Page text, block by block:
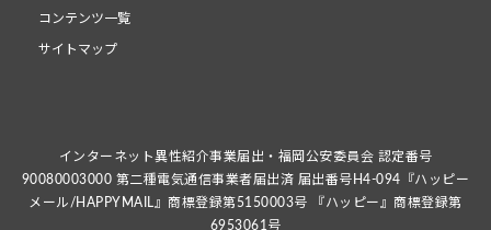
コンテンツ一覧
サイトマップ
インターネット異性紹介事業届出・福岡公安委員会 認定番号
90080003000 第二種電気通信事業者届出済 届出番号H4-094『ハッピー
メール/HAPPYMAIL』商標登録第5150003号 『ハッピー』商標登録第
6953061号